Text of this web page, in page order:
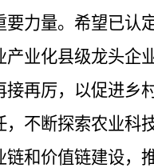
要力量。希望已认
产业化县级龙头企
接再厉，以促进乡
，不断探索农业科
链和价值链建设，